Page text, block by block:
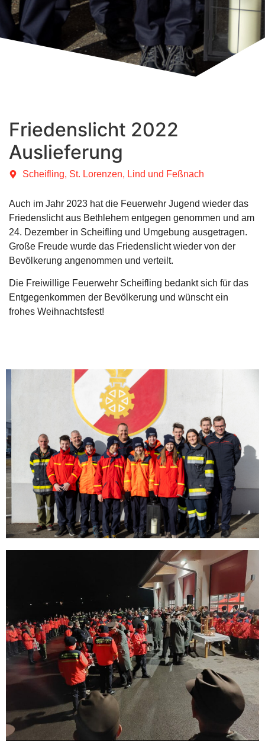
Friedenslicht 2022
Auslieferung
Scheifling, St. Lorenzen, Lind und Feßnach
Auch im Jahr 2023 hat die Feuerwehr Jugend wieder das
Friedenslicht aus Bethlehem entgegen genommen und am
24. Dezember in Scheifling und Umgebung ausgetragen.
Große Freude wurde das Friedenslicht wieder von der
Bevölkerung angenommen und verteilt.
Die Freiwillige Feuerwehr Scheifling bedankt sich für das
Entgegenkommen der Bevölkerung und wünscht ein
frohes Weihnachtsfest!